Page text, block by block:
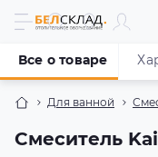
Для ванной
Смеситель
Все о товаре